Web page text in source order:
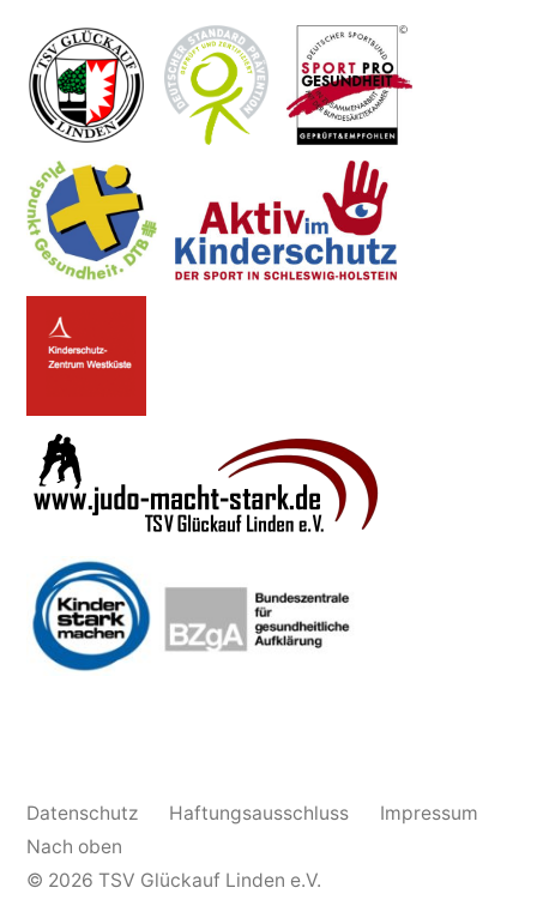
Datenschutz Haftungsausschluss
Impressum
Nach oben
© 2026 TSV Glückauf Linden e.V.